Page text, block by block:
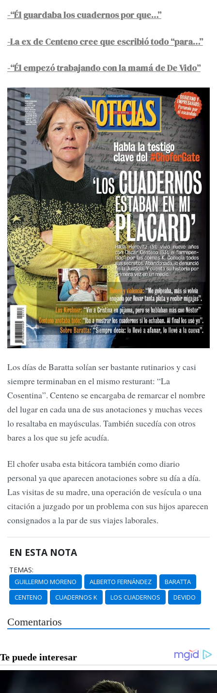
-“Él guardaba los cuadernos por que…”
-La ex de Centeno cree que escribió todo “para…”
-“Él empezó trabajando con la mamá de De Vido”
Los días de Baratta solían ser bastante rutinarios y casi
siempre terminaban en el mismo resturant: “La
Cosentina”. Centeno se encargaba de remarcar el nombre
del lugar en cada una de sus anotaciones y muchas veces
lo resaltaba en mayúsculas. También sucedía con otros
bares a los que su jefe acudía.
El chofer usaba esta bitácora también como diario
personal ya que aparecen anotaciones sobre su día a día.
Las visitas de su madre, una operación de vesícula o una
citación a juzgado por un problema con sus hijos aparecen
consignados a la par de sus viajes laborales.
EN ESTA NOTA
TEMAS:
GUILLERMO MORENO ALBERTO FERNÁNDEZ
BARATTA
CENTENO
CUADERNOS K LOS CUADERNOS DEVIDO
Comentarios